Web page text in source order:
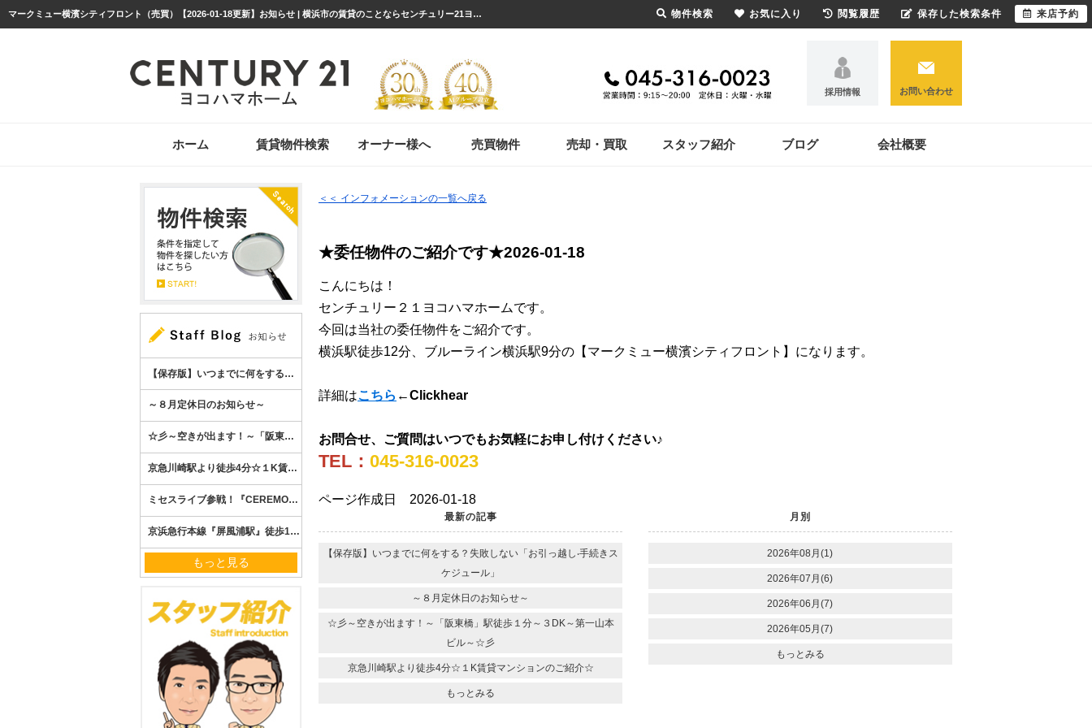
マークミュー横濱シティフロント（売買）【2026-01-18更新】お知らせ | 横浜市の賃貸のことならセンチュリー21ヨコハマホーム
採用情報 お問い合わせ
ホーム 賃貸物件検索 オーナー様へ 売買物件 売却・買取 スタッフ紹介 ブログ 会社概要
＜＜ インフォメーションの一覧へ戻る
★委任物件のご紹介です★2026-01-18
こんにちは！
センチュリー２１ヨコハマホームです。
今回は当社の委任物件をご紹介です。
横浜駅徒歩12分、ブルーライン横浜駅9分の【マークミュー横濱シティフロント】になります。
詳細はこちら ←Clickhear
お問合せ、ご質問はいつでもお気軽にお申し付けください♪
TEL： 045-316-0023
ページ作成日 2026-01-18
最新の記事
【保存版】いつまでに何をする？失敗しない「お引っ越し‧⼿続きス
ケジュール」
～８月定休日のお知らせ～
☆彡～空きが出ます！～「阪東橋」駅徒歩１分～３DK～第一山本
ビル～☆彡
京急川崎駅より徒歩4分☆１K賃貸マンションのご紹介☆
もっとみる
月別
2026年08月(1)
2026年07月(6)
2026年06月(7)
2026年05月(7)
もっとみる
もっと見る
物件検索 お気に入り 閲覧履歴 保存した検索条件 来店予約